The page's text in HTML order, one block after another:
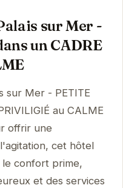
sur Mer -
un CADRE
sur Mer - PETITE
au CALME
offrir une
cet hôtel
confort prime,
et des services